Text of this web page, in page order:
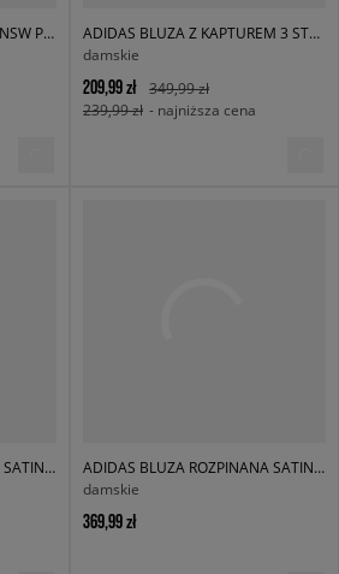
NIKE BLUZA ROZPINANA W NSW PLEATED JKT
ADIDAS BLUZA Z KAPTUREM 3 STRIPES HOODY
damskie
209,99 zł
349,99 zł
239,99 zł - najniższa cena
ADIDAS BLUZA ROZPINANA SATIN LACE TRACK TOP LOOSE FIREBIRD
ADIDAS BLUZA ROZPINANA SATIN LACE TRACK TOP LOOSE FIREBIRD
damskie
369,99 zł